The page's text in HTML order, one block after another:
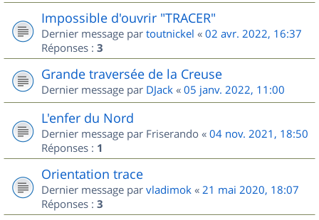
Impossible d'ouvrir "TRACER"
Dernier message par toutnickel « 02 avr. 2022, 16:37
Réponses : 3
Grande traversée de la Creuse
Dernier message par DJack « 05 janv. 2022, 11:00
L'enfer du Nord
Dernier message par Friserando « 04 nov. 2021, 18:50
Réponses : 1
Orientation trace
Dernier message par vladimok « 21 mai 2020, 18:07
Réponses : 3